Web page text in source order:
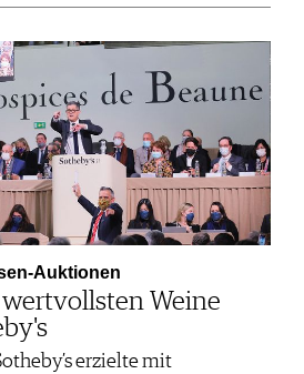
Auktionen
Weine
erzielte mit